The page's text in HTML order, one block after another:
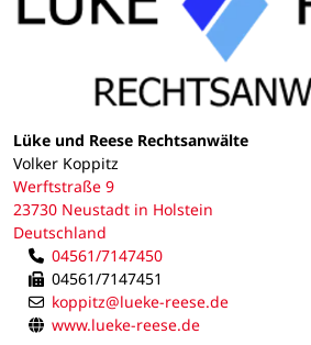
Lüke und Reese Rechtsanwälte
Volker Koppitz
Werftstraße 9
23730 Neustadt in Holstein
Deutschland
04561/7147450
04561/7147451
koppitz@lueke-reese.de
www.lueke-reese.de